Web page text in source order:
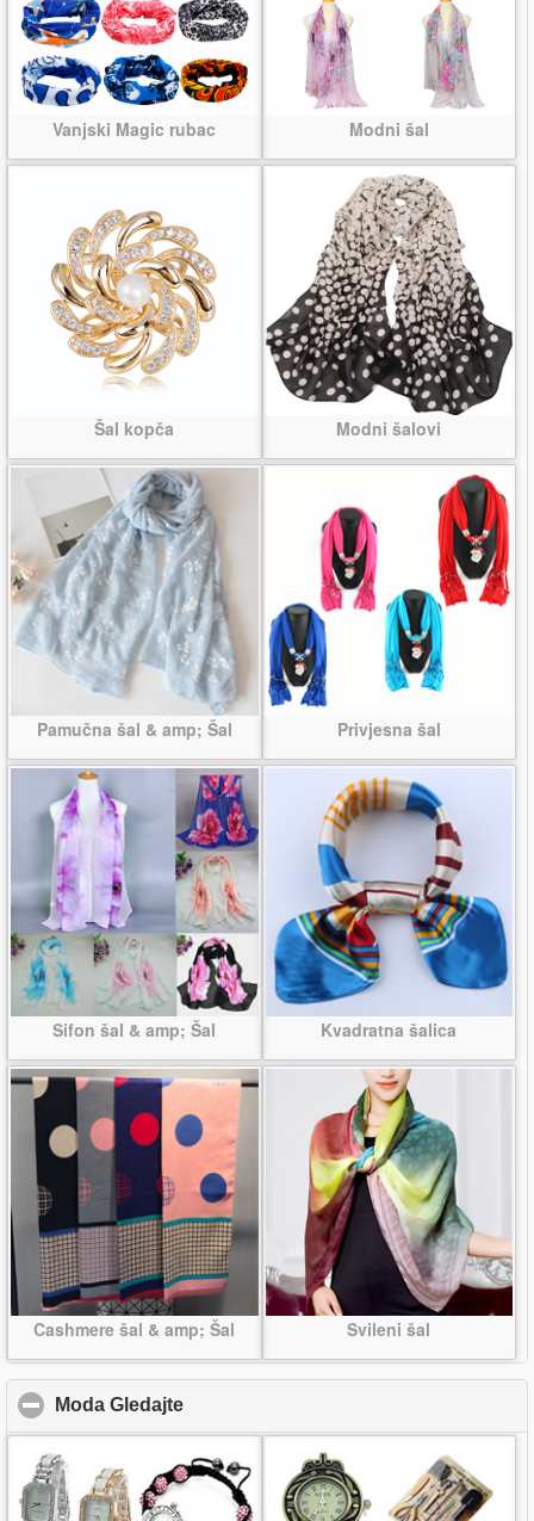
Vanjski Magic rubac Modni šal
Šal kopča Modni šalovi
Pamučna šal & amp; Šal Privjesna šal
Sifon šal & amp; Šal Kvadratna šalica
Cashmere šal & amp; Šal Svileni šal
Moda Gledajte